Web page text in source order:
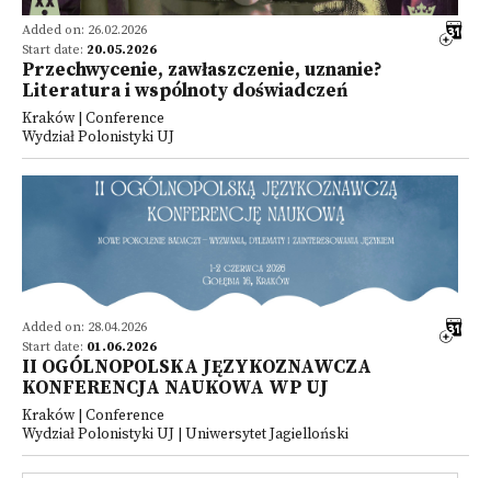
Added on: 26.02.2026
Start date: 20.05.2026
Przechwycenie, zawłaszczenie, uznanie?
Literatura i wspólnoty doświadczeń
Kraków | Conference
Wydział Polonistyki UJ
Added on: 28.04.2026
Start date: 01.06.2026
II OGÓLNOPOLSKA JĘZYKOZNAWCZA
KONFERENCJA NAUKOWA WP UJ
Kraków | Conference
Wydział Polonistyki UJ | Uniwersytet Jagielloński